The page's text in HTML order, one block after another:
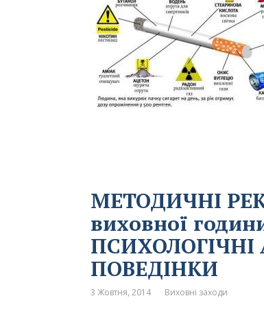
МЕТОДИЧНІ
виховної
ПОВЕДІНКИ
3 Жовтня, 2014 Виховні заходи